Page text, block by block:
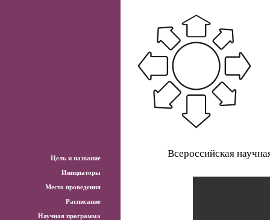
Всероссийская
Цель и название
Инициаторы
Место проведения
Расписание
Научная программа